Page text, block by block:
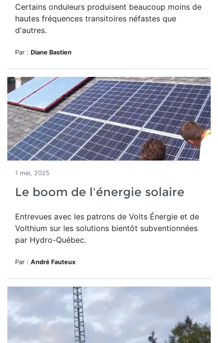
Certains onduleurs produisent beaucoup moins de
hautes fréquences transitoires néfastes que
d'autres.
Par : Diane Bastien
1 mai, 2025
Le boom de l'énergie solaire
Entrevues avec les patrons de Volts Énergie et de
Volthium sur les solutions bientôt subventionnées
par Hydro-Québec.
Par : André Fauteux